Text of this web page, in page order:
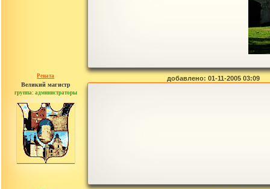
Рената
Великий магистр
группа: администраторы
сообщений: 30442
добавлено: 01-11-2005 03:09